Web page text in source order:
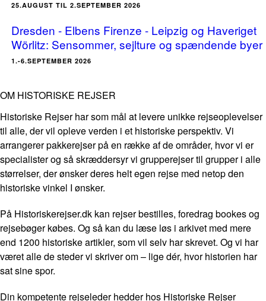
25.AUGUST TIL 2.SEPTEMBER 2026
Dresden - Elbens Firenze - Leipzig og Haveriget
Wörlitz: Sensommer, sejlture og spændende byer
1.-6.SEPTEMBER 2026
OM HISTORISKE REJSER
Historiske Rejser har som mål at levere unikke rejseoplevelser
til alle, der vil opleve verden i et historiske perspektiv. Vi
arrangerer pakkerejser på en række af de områder, hvor vi er
specialister og så skræddersyr vi grupperejser til grupper i alle
størrelser, der ønsker deres helt egen rejse med netop den
historiske vinkel I ønsker.
På Historiskerejser.dk kan rejser bestilles, foredrag bookes og
rejsebøger købes. Og så kan du læse løs i arkivet med mere
end 1200 historiske artikler, som vil selv har skrevet. Og vi har
været alle de steder vi skriver om – lige dér, hvor historien har
sat sine spor.
Din kompetente rejseleder hedder hos Historiske Rejser